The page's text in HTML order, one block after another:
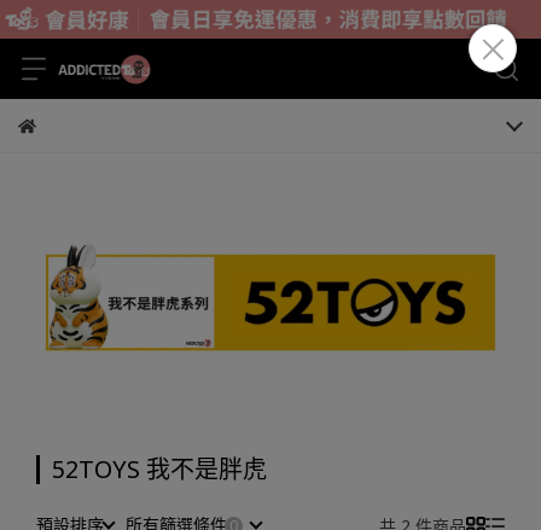
52TOYS 我不是胖虎
預設排序 所有篩選條件